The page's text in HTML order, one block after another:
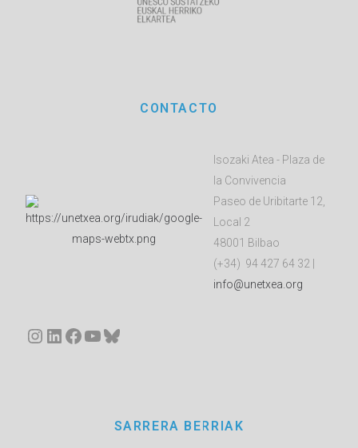
CONTACTO
Isozaki Atea - Plaza de
la Convivencia
Paseo de Uribitarte 12,
Local 2
48001 Bilbao
(+34) 94 427 64 32 |
info@unetxea.org
Instagram
LinkedIn
Facebook
YouTube
Bluesky
SARRERA BERRIAK